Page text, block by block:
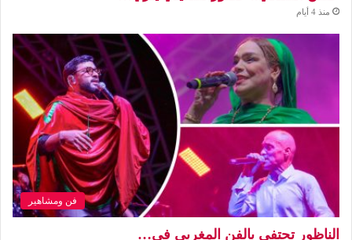
منذ 4 أيام
فن ومشاهير
الناظور تحتفي بالفن المغربي في…